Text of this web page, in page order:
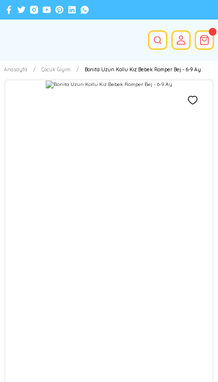
Anasayfa Çocuk Giyim Bonita Uzun Kollu Kız Bebek Romper Bej - 6-9 Ay